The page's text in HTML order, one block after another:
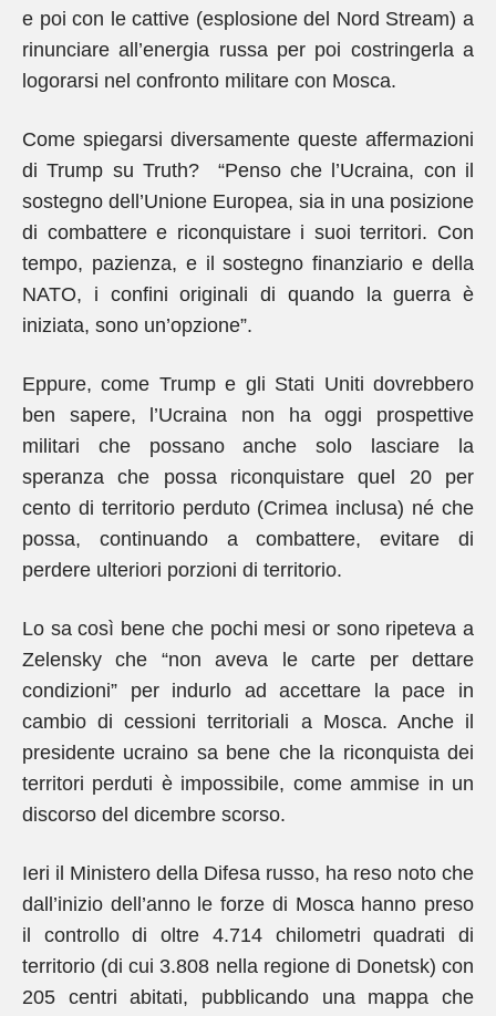
e poi con le cattive (esplosione del Nord Stream) a
rinunciare all’energia russa per poi costringerla a
logorarsi nel confronto militare con Mosca.
Come spiegarsi diversamente queste affermazioni
di Trump su Truth? “Penso che l’Ucraina, con il
sostegno dell’Unione Europea, sia in una posizione
di combattere e riconquistare i suoi territori. Con
tempo, pazienza, e il sostegno finanziario e della
NATO, i confini originali di quando la guerra è
iniziata, sono un’opzione”.
Eppure, come Trump e gli Stati Uniti dovrebbero
ben sapere, l’Ucraina non ha oggi prospettive
militari che possano anche solo lasciare la
speranza che possa riconquistare quel 20 per
cento di territorio perduto (Crimea inclusa) né che
possa, continuando a combattere, evitare di
perdere ulteriori porzioni di territorio.
Lo sa così bene che pochi mesi or sono ripeteva a
Zelensky che “non aveva le carte per dettare
condizioni” per indurlo ad accettare la pace in
cambio di cessioni territoriali a Mosca. Anche il
presidente ucraino sa bene che la riconquista dei
territori perduti è impossibile, come ammise in un
discorso del dicembre scorso.
Ieri il Ministero della Difesa russo, ha reso noto che
dall’inizio dell’anno le forze di Mosca hanno preso
il controllo di oltre 4.714 chilometri quadrati di
territorio (di cui 3.808 nella regione di Donetsk) con
205 centri abitati, pubblicando una mappa che